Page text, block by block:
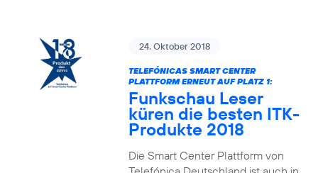
24. Oktober 2018
TELEFÓNICAS SMART CENTER
PLATTFORM ERNEUT AUF PLATZ 1:
Funkschau Leser
küren die besten ITK-
Produkte 2018
Die Smart Center Plattform von